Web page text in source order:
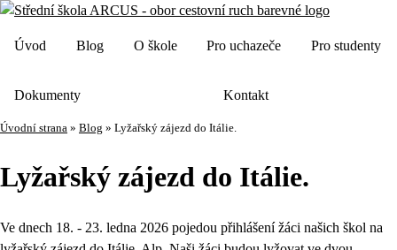
Úvod Blog O škole Pro uchazeče Pro studenty
Dokumenty Kontakt
Úvodní strana » Blog » Lyžařský zájezd do Itálie.
Lyžařský zájezd do Itálie.
Ve dnech 18. - 23. ledna 2026 pojedou přihlášení žáci našich škol na